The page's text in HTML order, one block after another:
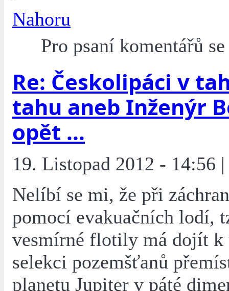
Nahoru
Pro psaní komentářů
Re: Českolipáci v
tahu aneb Inženýr
opět ...
19. Listopad 2012 - 14:56 |
Nelíbí se mi, že při
pomocí evakuačních lodí,
vesmírné flotily má dojít k
selekci pozemšťanů
planetu Jupiter v páté